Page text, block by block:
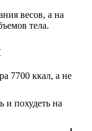
весов, а на
тела.
7700 ккал, а не
и похудеть на